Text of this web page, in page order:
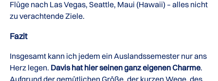
Flüge nach Las Vegas, Seattle, Maui (Hawaii) – alles nicht
zu verachtende Ziele.
Fazit
Insgesamt kann ich jedem ein Auslandssemester nur ans
Herz legen. Davis hat hier seinen ganz eigenen Charme.
Aufgrund der gemütlichen Größe, der kurzen Wege, des